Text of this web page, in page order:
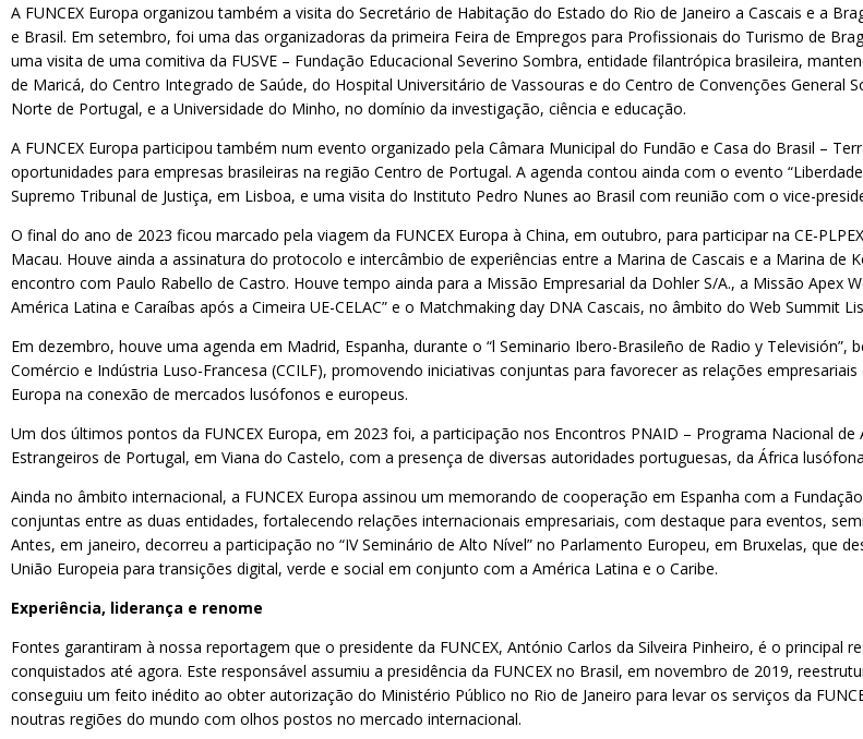
A FUNCEX Europa organizou também a visita do Secretário de Habitação do Estado do Rio de Janeiro a Cascais e a
e Brasil. Em setembro, foi uma das organizadoras da primeira Feira de Empregos para Profissionais do Turismo de
uma visita de uma comitiva da FUSVE – Fundação Educacional Severino Sombra, entidade filantrópica brasileira,
de Maricá, do Centro Integrado de Saúde, do Hospital Universitário de Vassouras e do Centro de Convenções
Norte de Portugal, e a Universidade do Minho, no domínio da investigação, ciência e educação.
A FUNCEX Europa participou também num evento organizado pela Câmara Municipal do Fundão e Casa do Brasil –
oportunidades para empresas brasileiras na região Centro de Portugal. A agenda contou ainda com o evento
Supremo Tribunal de Justiça, em Lisboa, e uma visita do Instituto Pedro Nunes ao Brasil com reunião com o vice-
O final do ano de 2023 ficou marcado pela viagem da FUNCEX Europa à China, em outubro, para participar na CE-
Macau. Houve ainda a assinatura do protocolo e intercâmbio de experiências entre a Marina de Cascais e a Marina de
encontro com Paulo Rabello de Castro. Houve tempo ainda para a Missão Empresarial da Dohler S/A., a Missão Apex
América Latina e Caraíbas após a Cimeira UE-CELAC” e o Matchmaking day DNA Cascais, no âmbito do Web Summit
Em dezembro, houve uma agenda em Madrid, Espanha, durante o “l Seminario Ibero-Brasileño de Radio y
Comércio e Indústria Luso-Francesa (CCILF), promovendo iniciativas conjuntas para favorecer as relações
Europa na conexão de mercados lusófonos e europeus.
Um dos últimos pontos da FUNCEX Europa, em 2023 foi, a participação nos Encontros PNAID – Programa Nacional
Estrangeiros de Portugal, em Viana do Castelo, com a presença de diversas autoridades portuguesas, da África
Ainda no âmbito internacional, a FUNCEX Europa assinou um memorando de cooperação em Espanha com a
conjuntas entre as duas entidades, fortalecendo relações internacionais empresariais, com destaque para eventos,
Antes, em janeiro, decorreu a participação no “IV Seminário de Alto Nível” no Parlamento Europeu, em Bruxelas, que
União Europeia para transições digital, verde e social em conjunto com a América Latina e o Caribe.
Experiência, liderança e renome
Fontes garantiram à nossa reportagem que o presidente da FUNCEX, António Carlos da Silveira Pinheiro, é o principal
conquistados até agora. Este responsável assumiu a presidência da FUNCEX no Brasil, em novembro de 2019,
conseguiu um feito inédito ao obter autorização do Ministério Público no Rio de Janeiro para levar os serviços da
noutras regiões do mundo com olhos postos no mercado internacional.